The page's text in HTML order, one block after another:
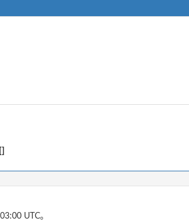
UTC。